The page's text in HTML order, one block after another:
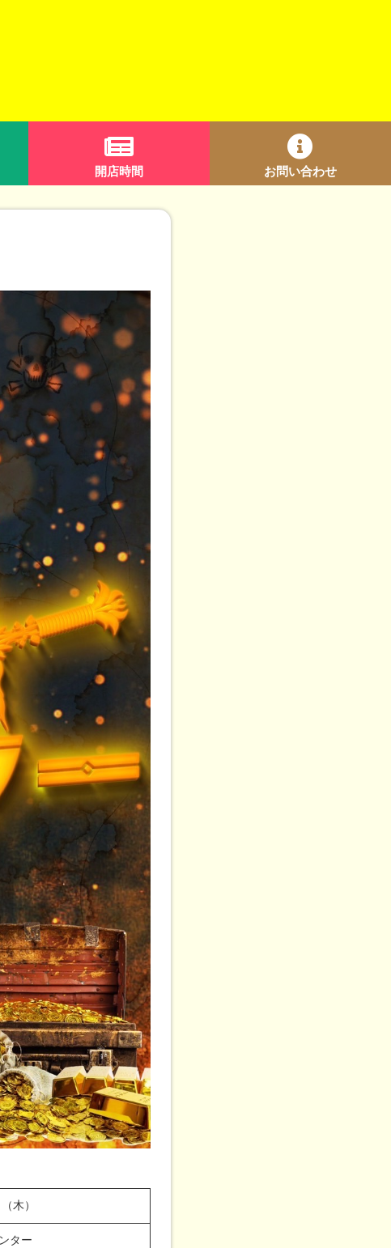
開店時間 お問い合わせ
木）
ター